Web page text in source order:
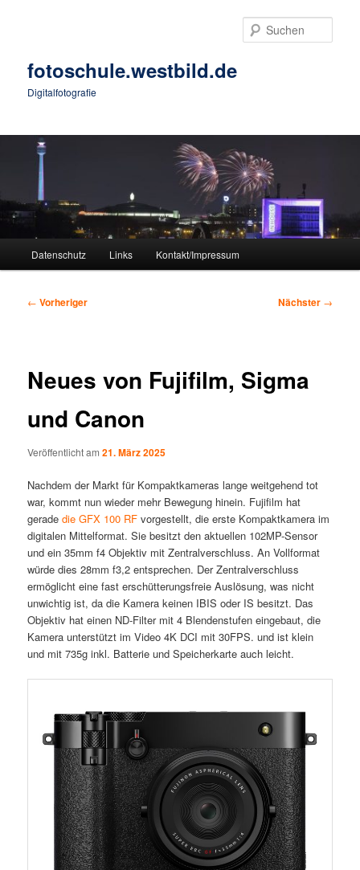
fotoschule.westbild.de
Digitalfotografie
Datenschutz Links Kontakt/Impressum
Beitragsnavigation
← Vorheriger Nächster →
Neues von Fujifilm, Sigma
und Canon
Veröffentlicht am21. März 2025
Nachdem der Markt für Kompaktkameras lange weitgehend tot
war, kommt nun wieder mehr Bewegung hinein. Fujifilm hat
geradedie GFX 100 RFvorgestellt, die erste Kompaktkamera im
digitalen Mittelformat. Sie besitzt den aktuellen 102MP-Sensor
und ein 35mm f4 Objektiv mit Zentralverschluss. An Vollformat
würde dies 28mm f3,2 entsprechen. Der Zentralverschluss
ermöglicht eine fast erschütterungsfreie Auslösung, was nicht
unwichtig ist, da die Kamera keinen IBIS oder IS besitzt. Das
Objektiv hat einen ND-Filter mit 4 Blendenstufen eingebaut, die
Kamera unterstützt im Video 4K DCI mit 30FPS. und ist klein
und mit 735g inkl. Batterie und Speicherkarte auch leicht.